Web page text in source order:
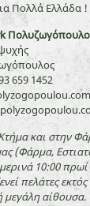
Πολλά
659 1452
και στην
(Φάρμα,
10:00
πελάτες
μεγάλη αίθουσα.